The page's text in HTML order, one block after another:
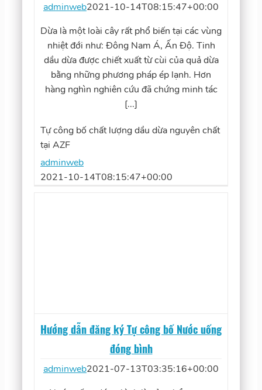
adminweb2021-10-14T08:15:47+00:00
Dừa là một loài cây rất phổ biến tại các vùng
nhiệt đới như: Đông Nam Á, Ấn Độ. Tinh
dầu dừa được chiết xuất từ cùi của quả dừa
bằng những phương pháp ép lạnh. Hơn
hàng nghìn nghiên cứu đã chứng minh tác
[...]
Tự công bố chất lượng dầu dừa nguyên chất
tại AZF
adminweb
2021-10-14T08:15:47+00:00
Hướng dẫn đăng ký Tự công bố Nước uống
đóng bình
adminweb2021-07-13T03:35:16+00:00